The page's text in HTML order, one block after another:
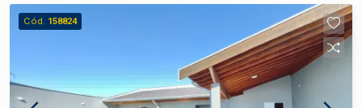
Cód. 158824